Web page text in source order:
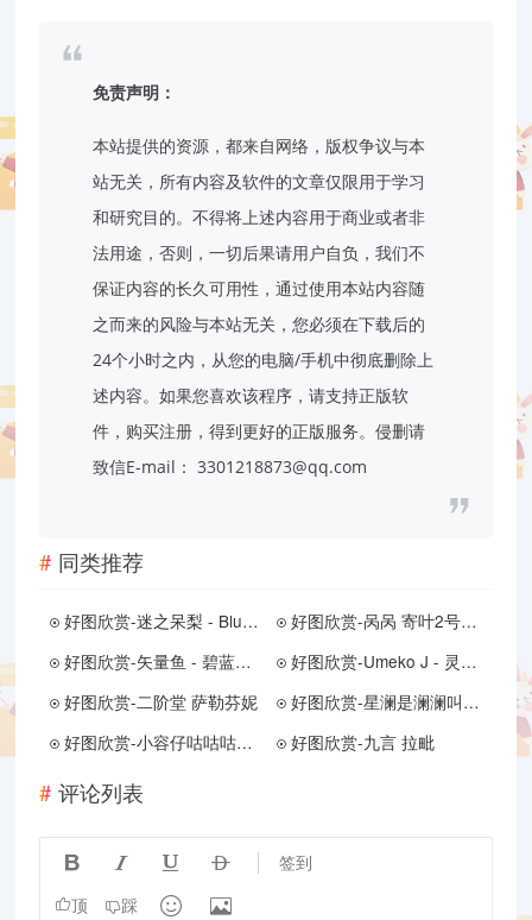
免责声明：
本站提供的资源，都来自网络，版权争议与本
站无关，所有内容及软件的文章仅限用于学习
和研究目的。不得将上述内容用于商业或者非
法用途，否则，一切后果请用户自负，我们不
保证内容的长久可用性，通过使用本站内容随
之而来的风险与本站无关，您必须在下载后的
24个小时之内，从您的电脑/手机中彻底删除上
述内容。如果您喜欢该程序，请支持正版软
件，购买注册，得到更好的正版服务。侵删请
致信E-mail： 3301218873@qq.com
同类推荐
好图欣赏-迷之呆梨 - Blue蓝色
好图欣赏-呙呙 寄叶2号B型
好图欣赏-矢量鱼 - 碧蓝航线 塔什干
好图欣赏-Umeko J - 灵蝶 Psylocke
好图欣赏-二阶堂 萨勒芬妮
好图欣赏-星澜是澜澜叫澜妹呀 约尔红毛衣（8月27打赏群资源）
好图欣赏-小容仔咕咕咕w - 一只龙娘
好图欣赏-九言 拉毗
评论列表
    签到
顶 踩  